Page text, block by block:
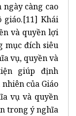
càng cao
giáo.[11] Khái
và quyền lợi
mục đích siêu
vụ, quyền và
giúp định
của Giáo
vụ và quyền
trong ý nghĩa